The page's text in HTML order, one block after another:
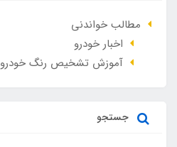
مطالب خواندنی
اخبار خودرو
آموزش تشخیص رنگ خودرو
جستجو